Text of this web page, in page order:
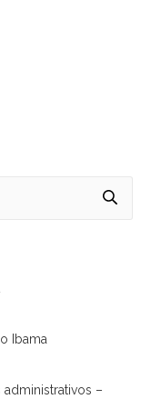
Ibama
–